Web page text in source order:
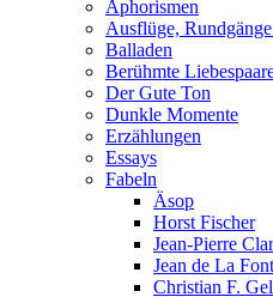
Aphorismen
Ausflüge,
Balladen
Berühmte
Der Gute Ton
Dunkle Momente
Erzählungen
Essays
Fabeln
Äsop
Horst Fischer
Jean-Pierre
Jean de La
Christian F.